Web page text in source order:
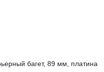
багет, 89 мм, платина